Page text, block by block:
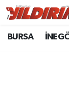
BURSABURSA
Bursa